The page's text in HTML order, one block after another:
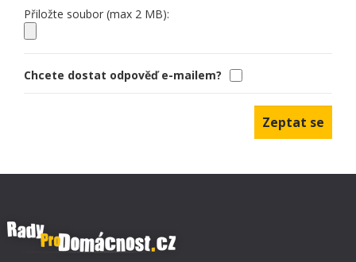
Přiložte soubor (max 2 MB):
Chcete dostat odpověď e-mailem?